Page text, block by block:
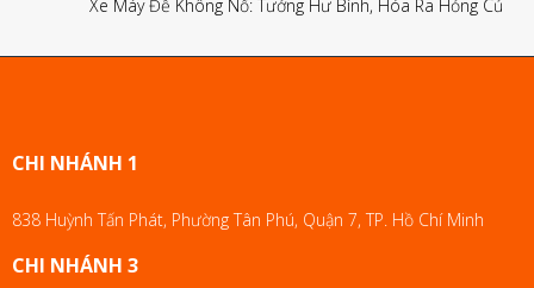
Xe Máy Đề Không Nổ: Tưởng Hư Bình, Hóa Ra Hỏng Củ
CHI NHÁNH 1
838 Huỳnh Tấn Phát, Phường Tân Phú, Quận 7, TP. Hồ Chí Minh
CHI NHÁNH 3